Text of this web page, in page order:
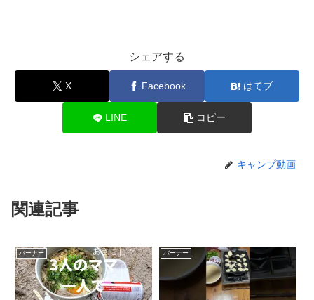
シェアする
X Facebook はてブ
LINE コピー
キャンプ動画
関連記事
バーナー バーナー